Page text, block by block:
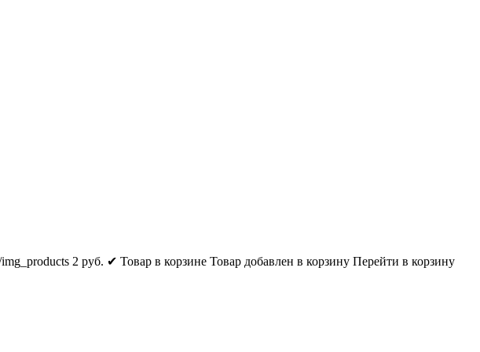
2 руб. ✔ Товар в корзине Товар добавлен в корзину Перейти в корзину